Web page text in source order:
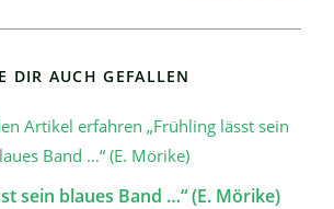
DIR AUCH GEFALLEN
sein blaues Band …“ (E. Mörike)